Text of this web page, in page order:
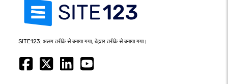
SITE123: अलग तरीके से बनाया गया, बेहतर तरीके से बनाया गया।